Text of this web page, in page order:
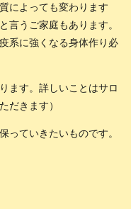
によっても変わります
うご家庭もあります。
系に強くなる身体作り必
ます。詳しいことはサロ
だきます）
っていきたいものです。